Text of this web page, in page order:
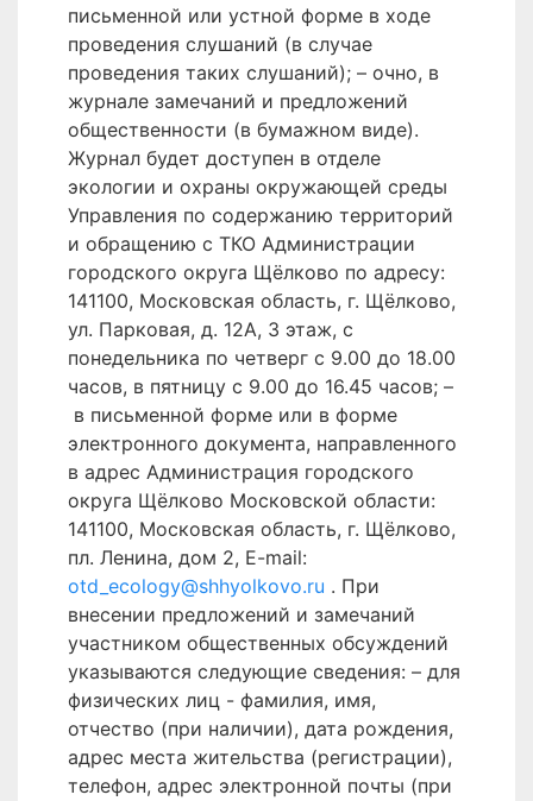
письменной или устной форме в ходе
проведения слушаний (в случае
проведения таких слушаний); – очно, в
журнале замечаний и предложений
общественности (в бумажном виде).
Журнал будет доступен в отделе
экологии и охраны окружающей среды
Управления по содержанию территорий
и обращению с ТКО Администрации
городского округа Щёлково по адресу:
141100, Московская область, г. Щёлково,
ул. Парковая, д. 12А, 3 этаж, с
понедельника по четверг с 9.00 до 18.00
часов, в пятницу с 9.00 до 16.45 часов; –
в письменной форме или в форме
электронного документа, направленного
в адрес Администрация городского
округа Щёлково Московской области:
141100, Московская область, г. Щёлково,
пл. Ленина, дом 2, E-mail:
otd_ecology@shhyolkovo.ru . При
внесении предложений и замечаний
участником общественных обсуждений
указываются следующие сведения: – для
физических лиц - фамилия, имя,
отчество (при наличии), дата рождения,
адрес места жительства (регистрации),
телефон, адрес электронной почты (при